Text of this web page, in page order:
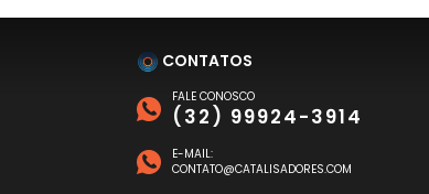
CONTATOS
FALE CONOSCO
(32) 99924-3914
E-MAIL:
CONTATO@CATALISADORES.COM